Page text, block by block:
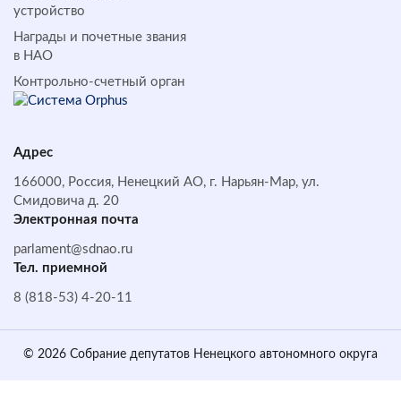
устройство
Награды и почетные звания
в НАО
Контрольно-счетный орган
Адрес
166000, Россия, Ненецкий АО, г. Нарьян-Мар, ул.
Смидовича д. 20
Электронная почта
parlament@sdnao.ru
Тел. приемной
8 (818-53) 4-20-11
© 2026 Собрание депутатов Ненецкого автономного округа